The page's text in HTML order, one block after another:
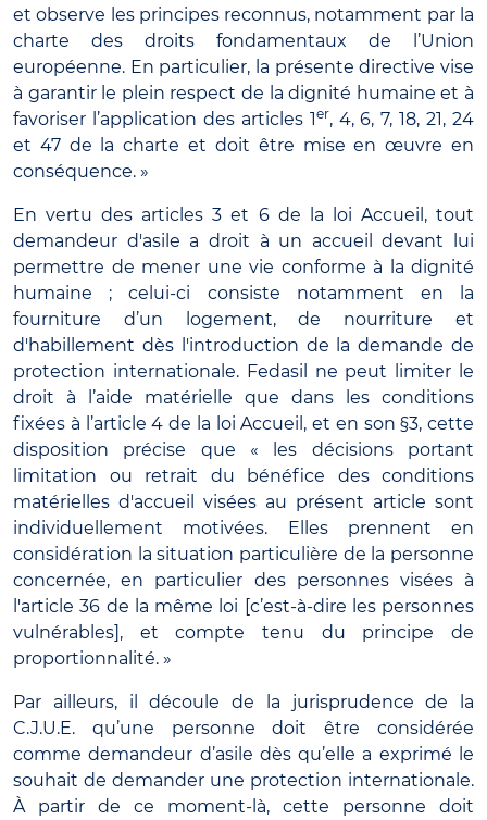
et observe les principes reconnus, notamment par la
charte des droits fondamentaux de l’Union
européenne. En particulier, la présente directive vise
à garantir le plein respect de la dignité humaine et à
favoriser l’application des articles 1er, 4, 6, 7, 18, 21, 24
et 47 de la charte et doit être mise en œuvre en
conséquence. »
En vertu des articles 3 et 6 de la loi Accueil, tout
demandeur d'asile a droit à un accueil devant lui
permettre de mener une vie conforme à la dignité
humaine ; celui-ci consiste notamment en la
fourniture d’un logement, de nourriture et
d'habillement dès l'introduction de la demande de
protection internationale. Fedasil ne peut limiter le
droit à l’aide matérielle que dans les conditions
fixées à l’article 4 de la loi Accueil, et en son §3, cette
disposition précise que « les décisions portant
limitation ou retrait du bénéfice des conditions
matérielles d'accueil visées au présent article sont
individuellement motivées. Elles prennent en
considération la situation particulière de la personne
concernée, en particulier des personnes visées à
l'article 36 de la même loi [c’est-à-dire les personnes
vulnérables], et compte tenu du principe de
proportionnalité. »
Par ailleurs, il découle de la jurisprudence de la
C.J.U.E. qu’une personne doit être considérée
comme demandeur d’asile dès qu’elle a exprimé le
souhait de demander une protection internationale.
À partir de ce moment-là, cette personne doit